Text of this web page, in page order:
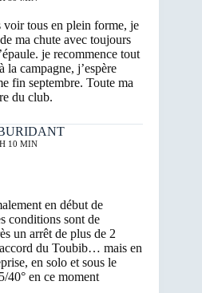
tous en plein forme, je
ma chute avec toujours
je recommence tout
la campagne, j’espère
fin septembre. Toute ma
du club.
10 MIN
en début de
conditions sont de
un arrêt de plus de 2
du Toubib… mais en
en solo et sous le
40° en ce moment